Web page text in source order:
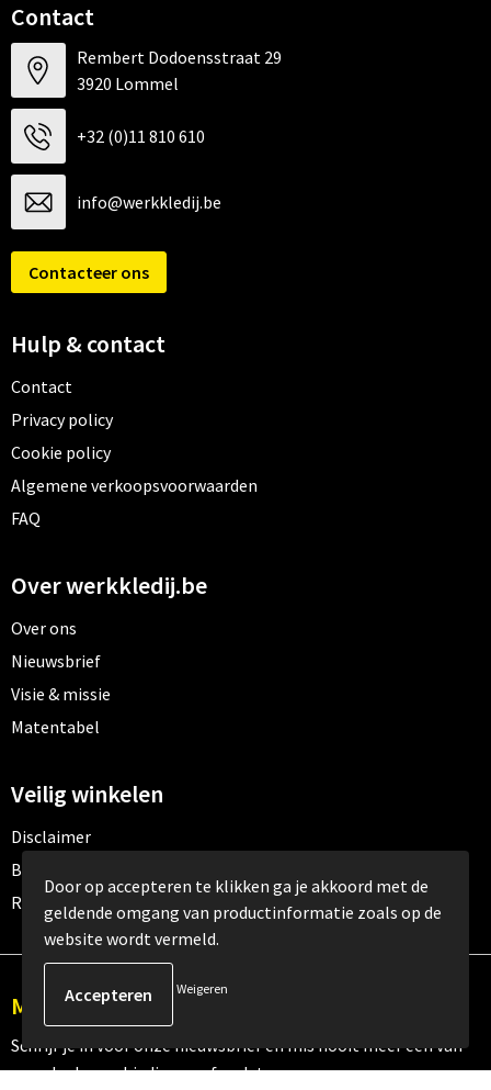
Contact
Rembert Dodoensstraat 29
3920 Lommel
+32 (0)11 810 610
info@werkkledij.be
Contacteer ons
Hulp & contact
Contact
Privacy policy
Cookie policy
Algemene verkoopsvoorwaarden
FAQ
Over werkkledij.be
Over ons
Nieuwsbrief
Visie & missie
Matentabel
Veilig winkelen
Disclaimer
Betaalmethoden
Retourneren
Meld je aan voor onze nieuwsbrief
Schrijf je in voor onze nieuwsbrief en mis nooit meer één van
onze leuke aanbiedingen of updates.
Door op accepteren te klikken ga je akkoord met de
geldende omgang van productinformatie zoals op de
website wordt vermeld.
Weigeren